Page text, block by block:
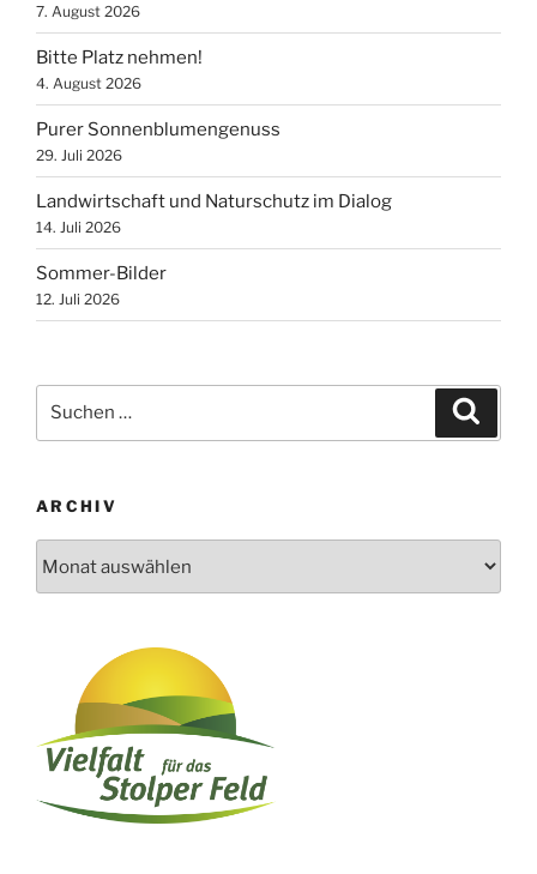
7. August 2026
Bitte Platz nehmen!
4. August 2026
Purer Sonnenblumengenuss
29. Juli 2026
Landwirtschaft und Naturschutz im Dialog
14. Juli 2026
Sommer-Bilder
12. Juli 2026
nach:
ARCHIV